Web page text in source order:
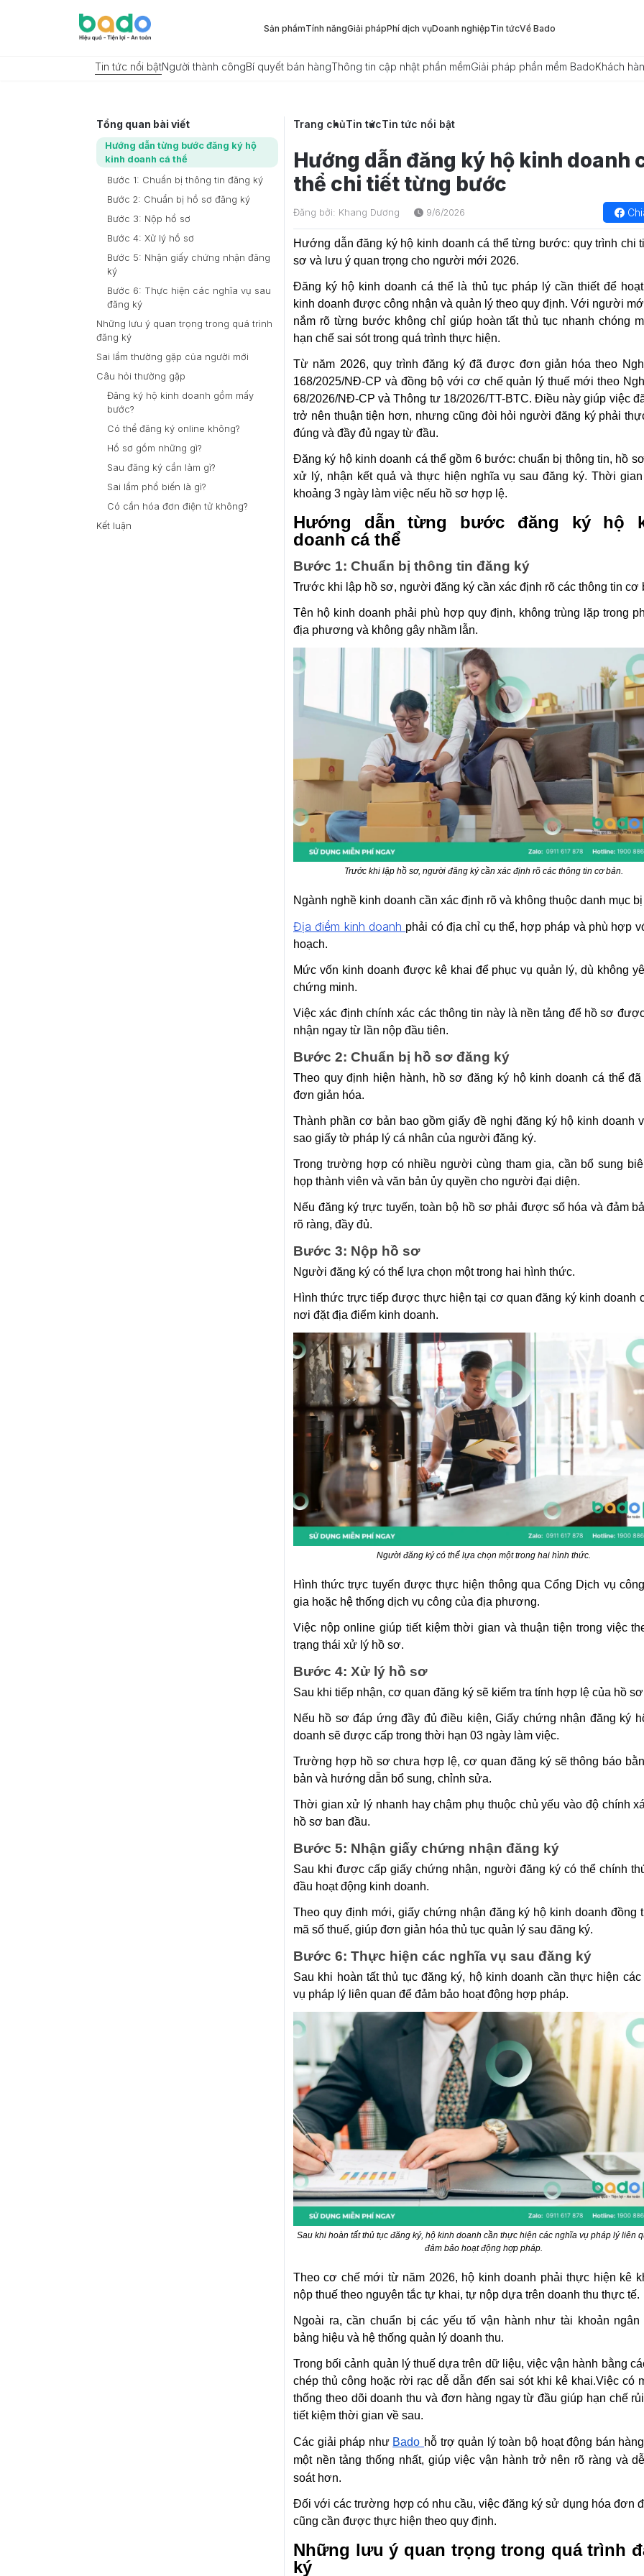
Sản phẩmTính năngGiải phápPhí dịch vụDoanh nghiệpTin tứcVề Bado
Tin tức nổi bậtNgười thành côngBí quyết bán hàngThông tin cập nhật phần mềmGiải pháp phần mềm BadoKhách
Tổng quan bài viết
Hướng dẫn từng bước đăng ký hộ
kinh doanh cá thể
Bước 1: Chuẩn bị thông tin đăng ký
Bước 2: Chuẩn bị hồ sơ đăng ký
Bước 3: Nộp hồ sơ
Bước 4: Xử lý hồ sơ
Bước 5: Nhận giấy chứng nhận đăng
ký
Bước 6: Thực hiện các nghĩa vụ sau
đăng ký
Những lưu ý quan trọng trong quá trình
đăng ký
Sai lầm thường gặp của người mới
Câu hỏi thường gặp
Đăng ký hộ kinh doanh gồm mấy
bước?
Có thể đăng ký online không?
Hồ sơ gồm những gì?
Sau đăng ký cần làm gì?
Sai lầm phổ biến là gì?
Có cần hóa đơn điện tử không?
Kết luận
Trang chủTin tứcTin tức nổi bật
Hướng dẫn đăng ký hộ kinh doanh
thể chi tiết từng bước
Đăng bởi: Khang Dương 9/6/2026
Hướng dẫn đăng ký hộ kinh doanh cá thể từng bước: quy trình chi
sơ và lưu ý quan trọng cho người mới 2026.
Đăng ký hộ kinh doanh cá thể là thủ tục pháp lý cần thiết để
kinh doanh được công nhận và quản lý theo quy định. Với người
nắm rõ từng bước không chỉ giúp hoàn tất thủ tục nhanh chóng
hạn chế sai sót trong quá trình thực hiện.
Từ năm 2026, quy trình đăng ký đã được đơn giản hóa theo
168/2025/NĐ-CP và đồng bộ với cơ chế quản lý thuế mới theo
68/2026/NĐ-CP và Thông tư 18/2026/TT-BTC. Điều này giúp việc
trở nên thuận tiện hơn, nhưng cũng đòi hỏi người đăng ký phải
đúng và đầy đủ ngay từ đầu.
Đăng ký hộ kinh doanh cá thể gồm 6 bước: chuẩn bị thông tin, hồ
xử lý, nhận kết quả và thực hiện nghĩa vụ sau đăng ký. Thời
khoảng 3 ngày làm việc nếu hồ sơ hợp lệ.
Hướng dẫn từng bước đăng ký hộ
doanh cá thể
Bước 1: Chuẩn bị thông tin đăng ký
Trước khi lập hồ sơ, người đăng ký cần xác định rõ các thông tin cơ
Tên hộ kinh doanh phải phù hợp quy định, không trùng lặp trong
địa phương và không gây nhầm lẫn.
Trước khi lập hồ sơ, người đăng ký cần xác định rõ các thông tin cơ bản.
Ngành nghề kinh doanh cần xác định rõ và không thuộc danh mục bị
Địa điểm kinh doanh phải có địa chỉ cụ thể, hợp pháp và phù hợp
hoạch.
Mức vốn kinh doanh được kê khai để phục vụ quản lý, dù không
chứng minh.
Việc xác định chính xác các thông tin này là nền tảng để hồ sơ
nhận ngay từ lần nộp đầu tiên.
Bước 2: Chuẩn bị hồ sơ đăng ký
Theo quy định hiện hành, hồ sơ đăng ký hộ kinh doanh cá thể
đơn giản hóa.
Thành phần cơ bản bao gồm giấy đề nghị đăng ký hộ kinh doanh
sao giấy tờ pháp lý cá nhân của người đăng ký.
Trong trường hợp có nhiều người cùng tham gia, cần bổ sung
họp thành viên và văn bản ủy quyền cho người đại diện.
Nếu đăng ký trực tuyến, toàn bộ hồ sơ phải được số hóa và đảm
rõ ràng, đầy đủ.
Bước 3: Nộp hồ sơ
Người đăng ký có thể lựa chọn một trong hai hình thức.
Hình thức trực tiếp được thực hiện tại cơ quan đăng ký kinh doanh
nơi đặt địa điểm kinh doanh.
Người đăng ký có thể lựa chọn một trong hai hình thức.
Hình thức trực tuyến được thực hiện thông qua Cổng Dịch vụ
gia hoặc hệ thống dịch vụ công của địa phương.
Việc nộp online giúp tiết kiệm thời gian và thuận tiện trong việc
trạng thái xử lý hồ sơ.
Bước 4: Xử lý hồ sơ
Sau khi tiếp nhận, cơ quan đăng ký sẽ kiểm tra tính hợp lệ của hồ
Nếu hồ sơ đáp ứng đầy đủ điều kiện, Giấy chứng nhận đăng ký
doanh sẽ được cấp trong thời hạn 03 ngày làm việc.
Trường hợp hồ sơ chưa hợp lệ, cơ quan đăng ký sẽ thông báo
bản và hướng dẫn bổ sung, chỉnh sửa.
Thời gian xử lý nhanh hay chậm phụ thuộc chủ yếu vào độ chính
hồ sơ ban đầu.
Bước 5: Nhận giấy chứng nhận đăng ký
Sau khi được cấp giấy chứng nhận, người đăng ký có thể chính
đầu hoạt động kinh doanh.
Theo quy định mới, giấy chứng nhận đăng ký hộ kinh doanh đồng
mã số thuế, giúp đơn giản hóa thủ tục quản lý sau đăng ký.
Bước 6: Thực hiện các nghĩa vụ sau đăng ký
Sau khi hoàn tất thủ tục đăng ký, hộ kinh doanh cần thực hiện các
vụ pháp lý liên quan để đảm bảo hoạt động hợp pháp.
Sau khi hoàn tất thủ tục đăng ký, hộ kinh doanh cần thực hiện các nghĩa vụ pháp lý liên
đảm bảo hoạt động hợp pháp.
Theo cơ chế mới từ năm 2026, hộ kinh doanh phải thực hiện kê
nộp thuế theo nguyên tắc tự khai, tự nộp dựa trên doanh thu thực tế.
Ngoài ra, cần chuẩn bị các yếu tố vận hành như tài khoản ngân
bảng hiệu và hệ thống quản lý doanh thu.
Trong bối cảnh quản lý thuế dựa trên dữ liệu, việc vận hành bằng
chép thủ công hoặc rời rạc dễ dẫn đến sai sót khi kê khai.Việc có
thống theo dõi doanh thu và đơn hàng ngay từ đầu giúp hạn chế
tiết kiệm thời gian về sau.
Các giải pháp như Bado hỗ trợ quản lý toàn bộ hoạt động bán
một nền tảng thống nhất, giúp việc vận hành trở nên rõ ràng và
soát hơn.
Đối với các trường hợp có nhu cầu, việc đăng ký sử dụng hóa đơn
cũng cần được thực hiện theo quy định.
Những lưu ý quan trọng trong quá trình
ký